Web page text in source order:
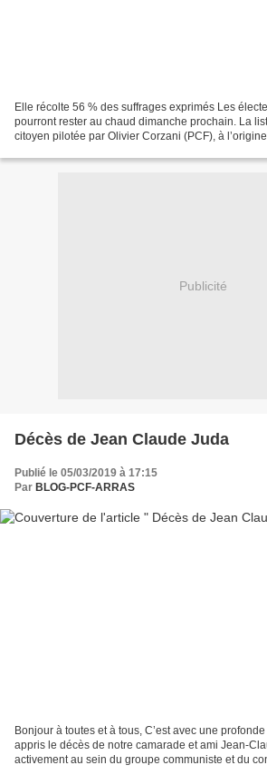
Elle récolte 56 % des suffrages exprimés Les
pourront rester au chaud dimanche prochain. La
citoyen pilotée par Olivier Corzani (PCF), à
Publicité
Décès de Jean Claude Juda
Publié le 05/03/2019 à 17:15
Par BLOG-PCF-ARRAS
Bonjour à toutes et à tous, C’est avec une
appris le décès de notre camarade et ami Jean-
activement au sein du groupe communiste et du